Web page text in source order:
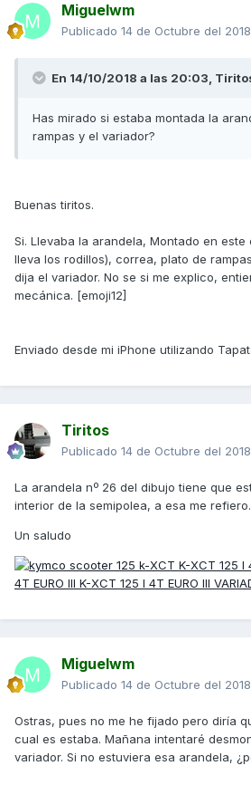
Enviado desde mi iPhone utilizando
Miguelwm
Publicado 14 de Octubre del 2018
En 14/10/2018 a las 20:03,
Has mirado si estaba montada la
rampas y el variador?
Buenas tiritos.
Si. Llevaba la arandela, Montado en
lleva los rodillos), correa, plato de
dija el variador. No se si me explico,
mecánica. [emoji12]
Enviado desde mi iPhone utilizando
Tiritos
Publicado 14 de Octubre del 2018
La arandela nº 26 del dibujo tiene que
interior de la semipolea, a esa me refiero.
Un saludo
Miguelwm
Publicado 14 de Octubre del 2018
Ostras, pues no me he fijado pero diría
cual es estaba. Mañana intentaré
variador. Si no estuviera esa arandela,